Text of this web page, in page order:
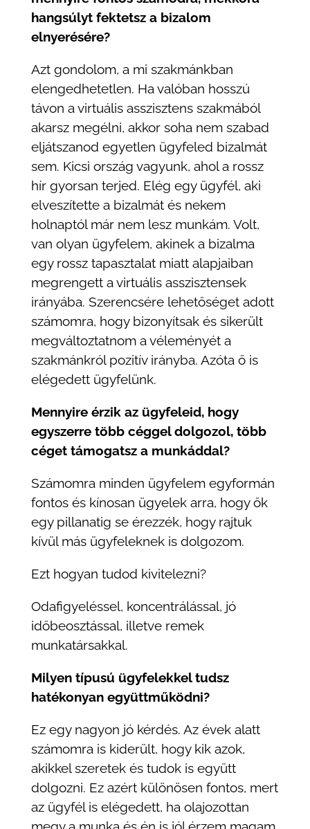
hangsúlyt fektetsz a bizalom
elnyerésére?
Azt gondolom, a mi szakmánkban
elengedhetetlen. Ha valóban hosszú
távon a virtuális asszisztens szakmából
akarsz megélni, akkor soha nem szabad
eljátszanod egyetlen ügyfeled bizalmát
sem. Kicsi ország vagyunk, ahol a rossz
hír gyorsan terjed. Elég egy ügyfél, aki
elveszítette a bizalmát és nekem
holnaptól már nem lesz munkám. Volt,
van olyan ügyfelem, akinek a bizalma
egy rossz tapasztalat miatt alapjaiban
megrengett a virtuális asszisztensek
irányába. Szerencsére lehetőséget adott
számomra, hogy bizonyítsak és sikerült
megváltoztatnom a véleményét a
szakmánkról pozitív irányba. Azóta ő is
elégedett ügyfelünk.
Mennyire érzik az ügyfeleid, hogy
egyszerre több céggel dolgozol, több
céget támogatsz a munkáddal?
Számomra minden ügyfelem egyformán
fontos és kínosan ügyelek arra, hogy ők
egy pillanatig se érezzék, hogy rajtuk
kívül más ügyfeleknek is dolgozom.
Ezt hogyan tudod kivitelezni?
Odafigyeléssel, koncentrálással, jó
időbeosztással, illetve remek
munkatársakkal.
Milyen típusú ügyfelekkel tudsz
hatékonyan együttműködni?
Ez egy nagyon jó kérdés. Az évek alatt
számomra is kiderült, hogy kik azok,
akikkel szeretek és tudok is együtt
dolgozni. Ez azért különösen fontos, mert
az ügyfél is elégedett, ha olajozottan